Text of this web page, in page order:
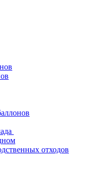
отходов